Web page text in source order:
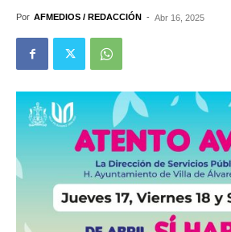
Por AFMEDIOS / REDACCIÓN - Abr 16, 2025